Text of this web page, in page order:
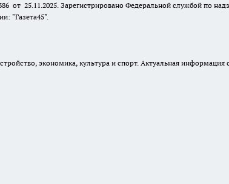
от 25.11.2025. Зарегистрировано Федеральной службой по
"Газета45".
экономика, культура и спорт. Актуальная информация